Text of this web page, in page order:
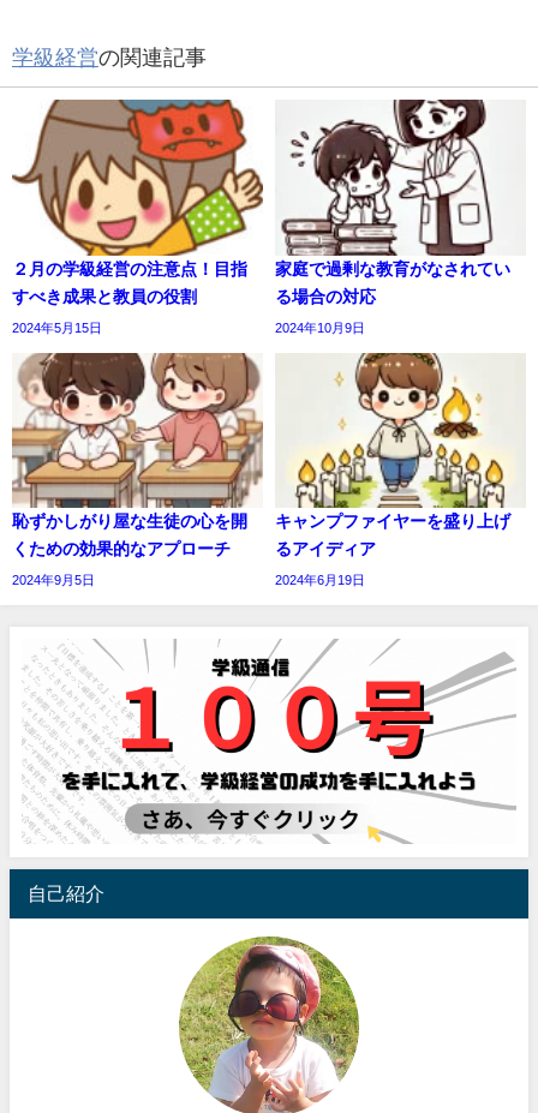
学級経営の関連記事
２月の学級経営の注意点！目指
すべき成果と教員の役割
2024年5月15日
家庭で過剰な教育がなされてい
る場合の対応
2024年10月9日
恥ずかしがり屋な生徒の心を開
くための効果的なアプローチ
2024年9月5日
キャンプファイヤーを盛り上げ
るアイディア
2024年6月19日
自己紹介